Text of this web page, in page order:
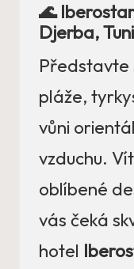
🌊
Djerba,
Představte
pláže,
vůni
vzduchu.
oblíbené
vás čeká
hotel